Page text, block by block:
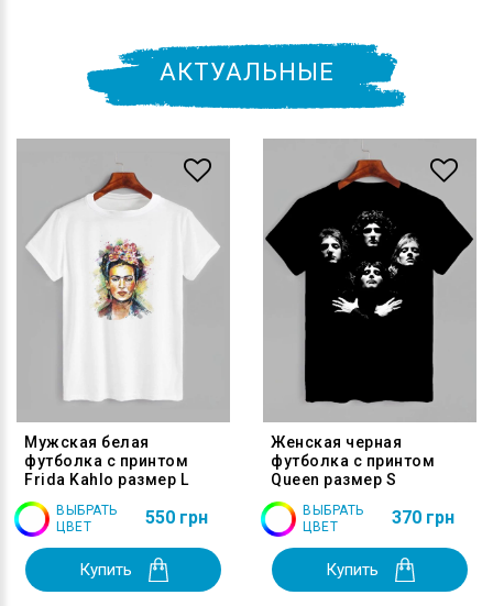
АКТУАЛЬНЫЕ
Мужская белая
футболка с принтом
Frida Kahlo размер L
ВЫБРАТЬ
ЦВЕТ
550 грн
Купить
Женская черная
футболка с принтом
Queen размер S
ВЫБРАТЬ
ЦВЕТ
370 грн
Купить